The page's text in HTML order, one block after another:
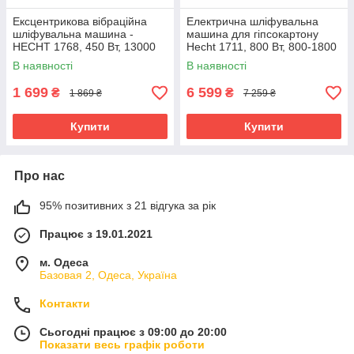
Ексцентрикова вібраційна
шліфувальна машина -
HECHT 1768, 450 Вт, 13000
об/хв, коливань 26000/хв, 125
мм
В наявності
1 699 ₴ 1 869 ₴
Купити
Електрична шліфувальна
машина для гіпсокартону
Hecht 1711, 800 Вт, 800-1800
об/хв, 225 мм, 32 мм
В наявності
6 599 ₴ 7 259 ₴
Купити
Про нас
95% позитивних з 21 відгука за рік
Працює з 19.01.2021
м. Одеса
Базовая 2, Одеса, Україна
Контакти
Сьогодні працює з 09:00 до 20:00
Показати весь графік роботи